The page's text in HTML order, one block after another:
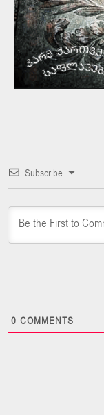
Subscribe
0 COMMENTS